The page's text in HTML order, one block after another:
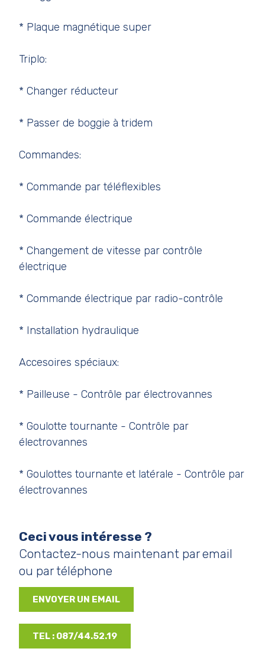
* Plaque magnétique super
Triplo:
* Changer réducteur
* Passer de boggie à tridem
Commandes:
* Commande par téléflexibles
* Commande électrique
* Changement de vitesse par contrôle
électrique
* Commande électrique par radio-contrôle
* Installation hydraulique
Accesoires spéciaux:
* Pailleuse - Contrôle par électrovannes
* Goulotte tournante - Contrôle par
électrovannes
* Goulottes tournante et latérale - Contrôle par
électrovannes
Ceci vous intéresse ?
Contactez-nous maintenant par email
ou par téléphone
ENVOYER UN EMAIL
TEL : 087/44.52.19